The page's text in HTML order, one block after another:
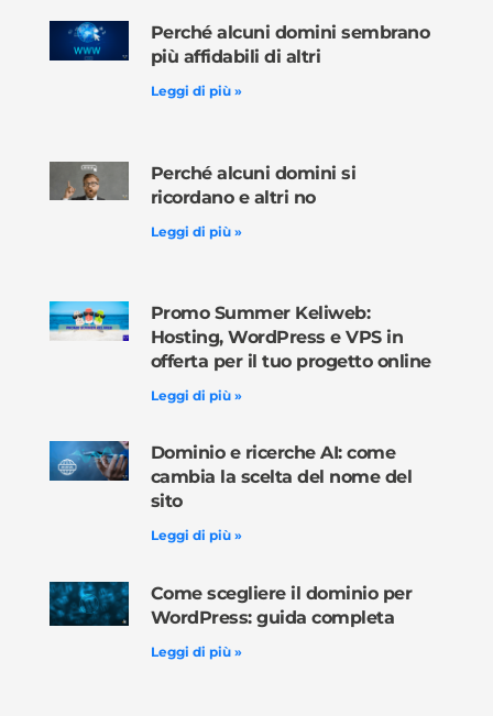
Perché alcuni domini sembrano
più affidabili di altri
Leggi di più »
Perché alcuni domini si
ricordano e altri no
Leggi di più »
Promo Summer Keliweb:
Hosting, WordPress e VPS in
offerta per il tuo progetto online
Leggi di più »
Dominio e ricerche AI: come
cambia la scelta del nome del
sito
Leggi di più »
Come scegliere il dominio per
WordPress: guida completa
Leggi di più »